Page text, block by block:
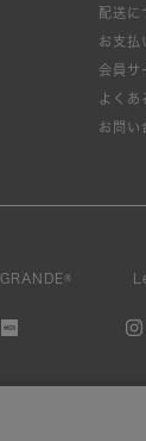
み
配送に
お支払
会員サ
よくあ
お問い